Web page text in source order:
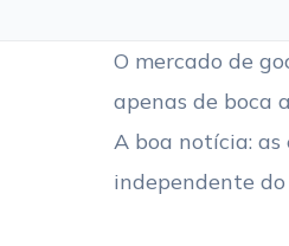
O mercado de
apenas de boca
A boa notícia: as
independente